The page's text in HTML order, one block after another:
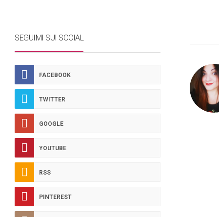
SEGUIMI SUI SOCIAL
FACEBOOK
TWITTER
GOOGLE
YOUTUBE
RSS
PINTEREST